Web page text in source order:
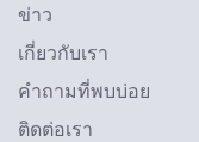
ข่าว
เกี่ยวกับเรา
คำถามที่พบบ่อย
ติดต่อเรา